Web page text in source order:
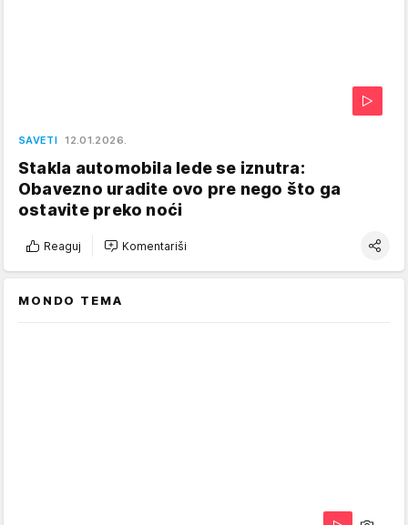
SAVETI 12.01.2026.
Stakla automobila lede se iznutra:
Obavezno uradite ovo pre nego što ga
ostavite preko noći
Reaguj Komentariši
MONDO TEMA